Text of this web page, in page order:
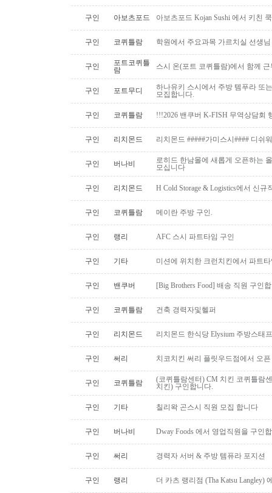
구인 아보츠포드 아보츠포드 Kojan Sushi 에서 키친
구인 코퀴틀람 학원에서 주요과목 가르치실 선생
구인
포트코퀴틀
람
스시 온(포트 코퀴틀람)에서 함께
구인 포트무디
하나유키 스시에서 주방 템푸라 또
모집합니다.
구인 코퀴틀람 !!!2026 밴쿠버 K-FISH 무역상담회
구인 리치몬드 리치몬드 #####가미스시#### 디쉬
구인 버나비
로히드 한남몰에 새롭게 오픈하는
모십니다
구인 리치몬드 H Cold Storage & Logistics에서 신규
구인 코퀴틀람 메이란 주방 구인.
구인 랭리 AFC 스시 파트타임 구인
구인 기타 미션에 위치한 크런치킨에서 파트
구인 밴쿠버 [Big Brothers Food] 배송 직원 구인
구인 코퀴틀람 건축 경력자및헬퍼
구인 리치몬드 리치몬드 한식당 Elysium 주방스태
구인 써리 치코치킨 써리 플릿우드점에서 오
구인 코퀴틀람
(코퀴틀람센터) CM 치킨 코퀴틀람
치킨) 구인합니다.
구인 기타 칠리왁 곤스시 직원 모집 합니다
구인 버나비 Dway Foods 에서 영업직원을 구인
구인 써리 경력자 서버 & 주방 템퓨라 포지션
구인 랭리 더 카츠 랭리점 (Tha Katsu Langley)